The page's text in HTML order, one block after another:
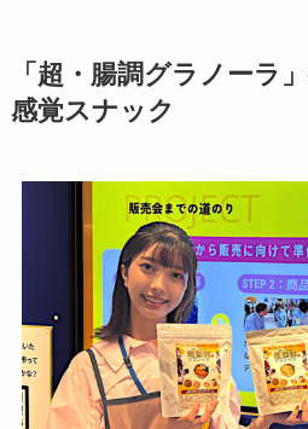
「超・腸調グラノーラ
感覚スナック